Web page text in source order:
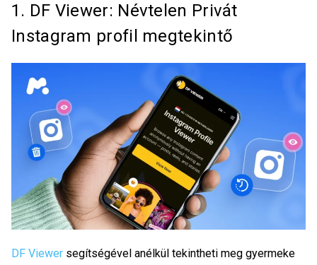
1. DF Viewer: Névtelen Privát
Instagram profil megtekintő
DF Viewer segítségével anélkül tekintheti meg gyermeke